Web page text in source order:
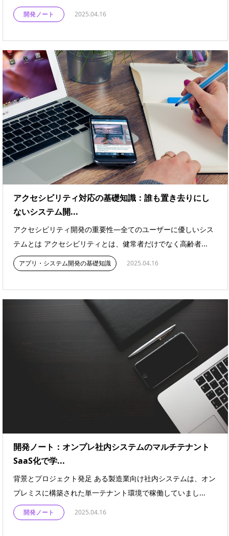
開発ノート 2025.04.16
アクセシビリティ対応の基礎知識：誰も置き去りにし
ないシステム開...
アクセシビリティ開発の重要性―全てのユーザーに優しいシス
テムとは アクセシビリティとは、健常者だけでなく高齢者...
アプリ・システム開発の基礎知識 2025.04.16
開発ノート：オンプレ社内システムのマルチテナント
SaaS化で学...
背景とプロジェクト発足 ある製造業向け社内システムは、オン
プレミスに構築された単一テナント環境で稼働していまし...
開発ノート 2025.04.16